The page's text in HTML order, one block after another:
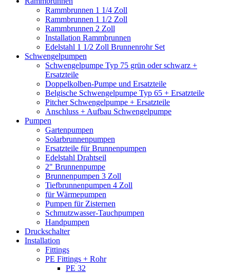
Rammbrunnen 1 1/4 Zoll
Rammbrunnen 1 1/2 Zoll
Rammbrunnen 2 Zoll
Installation Rammbrunnen
Edelstahl 1 1/2 Zoll Brunnenrohr Set
Schwengelpumpen
Schwengelpumpe Typ 75 grün oder schwarz +
Ersatzteile
Doppelkolben-Pumpe und Ersatzteile
Belgische Schwengelpumpe Typ 65 + Ersatzteile
Pitcher Schwengelpumpe + Ersatzteile
Anschluss + Aufbau Schwengelpumpe
Pumpen
Gartenpumpen
Solarbrunnenpumpen
Ersatzteile für Brunnenpumpen
Edelstahl Drahtseil
2" Brunnenpumpe
Brunnenpumpen 3 Zoll
Tiefbrunnenpumpen 4 Zoll
für Wärmepumpen
Pumpen für Zisternen
Schmutzwasser-Tauchpumpen
Handpumpen
Druckschalter
Installation
Fittings
PE Fittings + Rohr
PE 32